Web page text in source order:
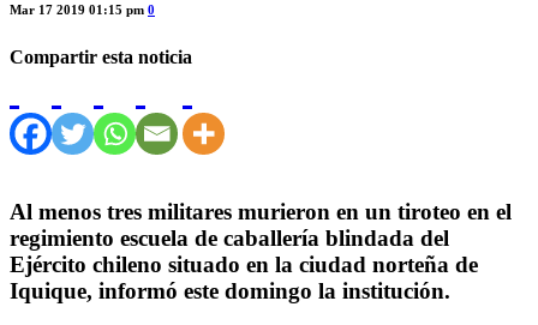
Mar 17 2019 01:15 pm 0
Compartir esta noticia
Al menos tres militares murieron en un tiroteo en el
regimiento escuela de caballería blindada del
Ejército chileno situado en la ciudad norteña de
Iquique, informó este domingo la institución.